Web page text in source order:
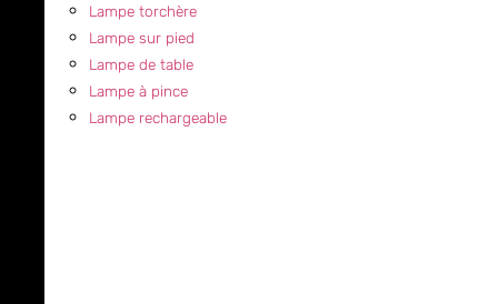
Lampe torchère
Lampe sur pied
Lampe de table
Lampe à pince
Lampe rechargeable